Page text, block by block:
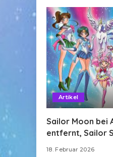
Artikel
Sailor Moon bei
entfernt, Sailor
18. Februar 2026